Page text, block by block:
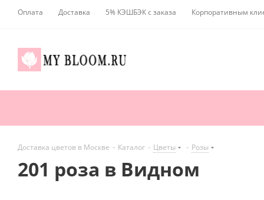
Оплата Доставка 5% КЭШБЭК с заказа Корпоративным
Доставка цветов в Москве - Каталог - Цветы - Розы
201 роза в Видном